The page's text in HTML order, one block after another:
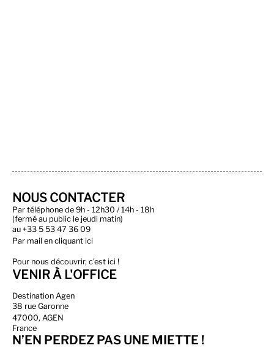
NOUS CONTACTER
Par téléphone de 9h - 12h30 / 14h - 18h
(fermé au public le jeudi matin)
au +33 5 53 47 36 09
Par mail en cliquant ici
Pour nous découvrir, c'est ici !
VENIR À L'OFFICE
Destination Agen
38 rue Garonne
47000, AGEN
France
N’EN PERDEZ PAS UNE MIETTE !